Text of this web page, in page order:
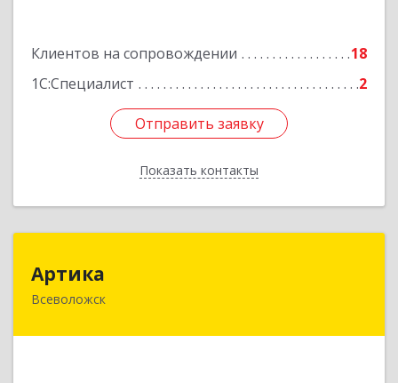
Клиентов на сопровождении
18
1С:Специалист
2
Отправить заявку
Показать контакты
Подробнее
Отправить заявку
Назад
Артика
Всеволожск188645, Ленинградская обл, Всеволожск г,